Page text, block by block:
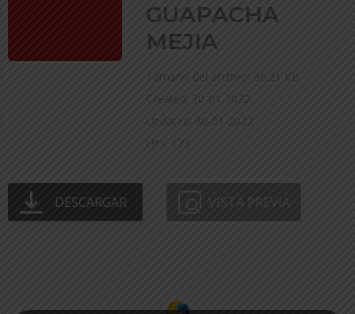
GUAPACHA
MEJIA
Tamaño del archivo: 36.21 KB
Created: 30-01-2022
Updated: 30-01-2022
Hits: 173
DESCARGAR VISTA PREVIA